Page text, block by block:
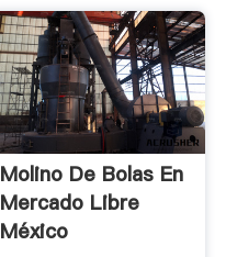
Molino De Bolas En
Mercado Libre
México